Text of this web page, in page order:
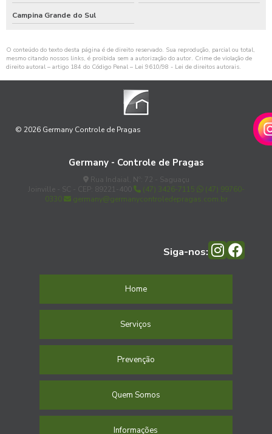
Campina Grande do Sul
O conteúdo do texto desta página é de direito reservado. Sua reprodução, parcial ou total,
mesmo citando nossos links, é proibida sem a autorização do autor. Crime de violação de
direito autoral – artigo 184 do Código Penal – Lei 9610/98 - Lei de direitos autorais.
© 2026 Germany Controle de Pragas
Germany - Controle de Pragas
Rua Indaial, Nº: 72 - Saguaçu
Joinville - SC - CEP: 89221-400
(47) 3426-7115
(47) 99760-
0330
germany@germanycontroledepragas.com.br
Siga-nos:
Home
Serviços
Prevenção
Quem Somos
Informações